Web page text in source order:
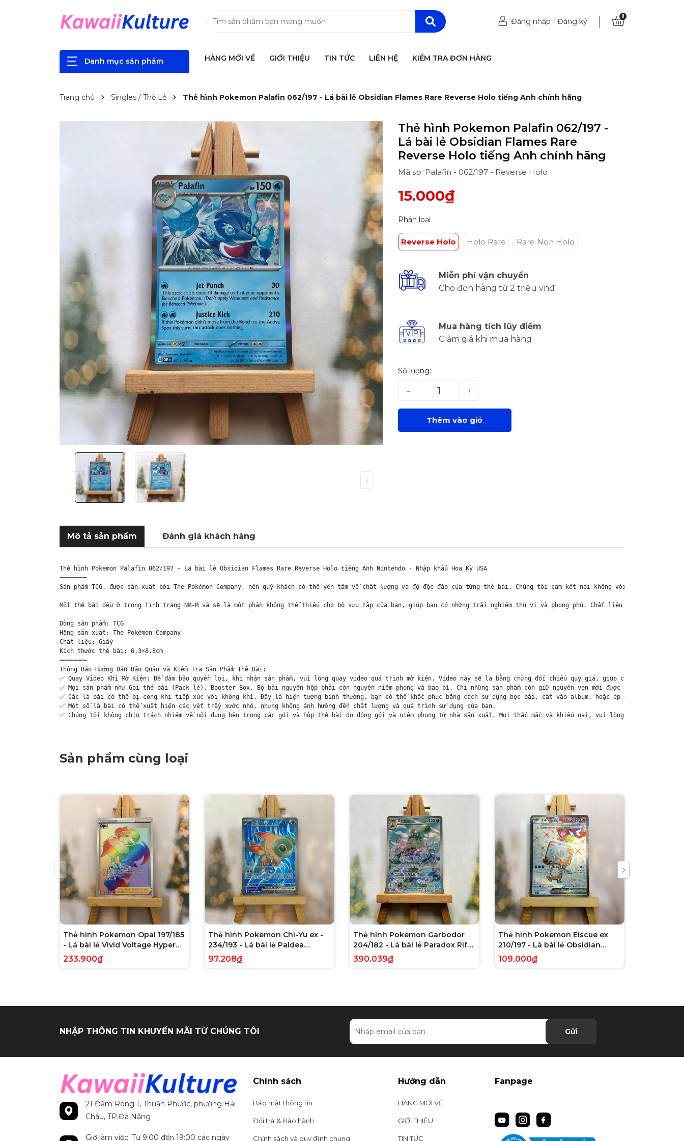
Đăng nhập / Đăng ký
0
Danh mục sản phẩm HÀNG MỚI VỀ GIỚI THIỆU TIN TỨC LIÊN HỆ KIỂM TRA ĐƠN HÀNG
Trang chủ Singles / Thẻ Lẻ Thẻ hình Pokemon Palafin 062/197 - Lá bài lẻ Obsidian Flames Rare Reverse Holo tiếng Anh chính hãng
Thẻ hình Pokemon Palafin 062/197 -
Lá bài lẻ Obsidian Flames Rare
Reverse Holo tiếng Anh chính hãng
Mã sp: Palafin - 062/197 - Reverse Holo
15.000₫
Phân loại
Reverse Holo Holo Rare Rare Non Holo
Miễn phí vận chuyển
Cho đơn hàng từ 2 triệu vnđ
Mua hàng tích lũy điểm
Giảm giá khi mua hàng
Số lượng:
– +
Thêm vào giỏ
Mô tả sản phẩm Đánh giá khách hàng
Thẻ hình Pokemon Palafin 062/197 - Lá bài lẻ Obsidian Flames Rare Reverse Holo tiếng Anh Nintendo - Nhập khẩu Hoa Kỳ USA
➖➖➖➖➖➖
Sản phẩm TCG, được sản xuất bởi The Pokémon Company, nên quý khách có thể yên tâm về chất lượng và độ độc đáo của từng thẻ bài. Chúng tôi cam kết nói không với hàng nhái,
Mỗi thẻ bài đều ở trong tình trạng NM-M và sẽ là một phần không thể thiếu cho bộ sưu tập của bạn, giúp bạn có những trải nghiệm thú vị và phong phú. Chất liệu chính của thẻ
Dòng sản phẩm: TCG
Hãng sản xuất: The Pokémon Company
Chất liệu: Giấy
Kích thước thẻ bài: 6,3×8,8cm
➖➖➖➖➖➖
Thông Báo Hướng Dẫn Bảo Quản và Kiểm Tra Sản Phẩm Thẻ Bài:
✅ Quay Video Khi Mở Kiện: Để đảm bảo quyền lợi, khi nhận sản phẩm, vui lòng quay video quá trình mở kiện. Video này sẽ là bằng chứng đối chiếu quý giá, giúp chúng tôi nhanh
✅ Mọi sản phẩm như Gói thẻ bài (Pack lẻ), Booster Box, Bộ bài nguyên hộp phải còn nguyên niêm phong và bao bì. Chỉ những sản phẩm còn giữ nguyên vẹn mới được chấp nhận đổi
✅ Các lá bài có thể bị cong khi tiếp xúc với không khí. Đây là hiện tượng bình thường, bạn có thể khắc phục bằng cách sử dụng bọc bài, cất vào album, hoặc ép giữa quyển vở
✅ Một số lá bài có thể xuất hiện các vết trầy xước nhỏ, nhưng không ảnh hưởng đến chất lượng và quá trình sử dụng của bạn.
✅ Chúng tôi không chịu trách nhiệm về nội dung bên trong các gói và hộp thẻ bài do đóng gói và niêm phong từ nhà sản xuất. Mọi thắc mắc và khiếu nại, vui lòng liên hệ trực
Sản phẩm cùng loại
Thẻ hình Pokemon Opal 197/185
- Lá bài lẻ Vivid Voltage Hyper
Rare tiếng Anh chính hãng
233.900₫
Thẻ hình Pokemon Chi-Yu ex -
234/193 - Lá bài lẻ Paldea
Evolved Full Art Secret Rare
tiếng Anh chính hãng
97.208₫
Thẻ hình Pokemon Garbodor
204/182 - Lá bài lẻ Paradox Rift
Illustration Rare tiếng Anh chính
390.039₫
Thẻ hình Pokemon Eiscue ex
210/197 - Lá bài lẻ Obsidian
Flames Full Art Secret Rare
tiếng Anh chính hãng
109.000₫
NHẬP THÔNG TIN KHUYẾN MÃI TỪ CHÚNG TÔI Gửi
21 Đầm Rong 1, Thuận Phước, phường Hải
Châu, TP.Đà Nẵng
Giờ làm việc: Từ 9:00 đến 19:00 các ngày
Chính sách
Bảo mật thông tin
Đổi trả & Bảo hành
Chính sách và quy định chung
Hướng dẫn
HÀNG MỚI VỀ
GIỚI THIỆU
TIN TỨC
Fanpage